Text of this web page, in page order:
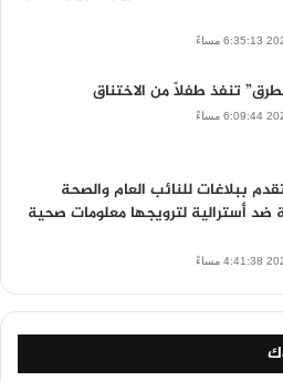
مساءً
تنفذ طفلاً من الاختناق
مساءً
ببلاغات للنائب العام والصحة
ضد أسترالية لترويجها معلومات صحية
مساءً